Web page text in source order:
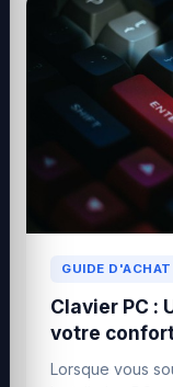
GUIDE D'ACHAT
Clavier PC :
votre
Lorsque vous